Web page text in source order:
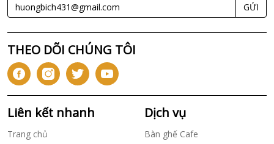
GỬI
THEO DÕI CHÚNG TÔI
Liên kết nhanh
Trang chủ
Dịch vụ
Bàn ghế Cafe